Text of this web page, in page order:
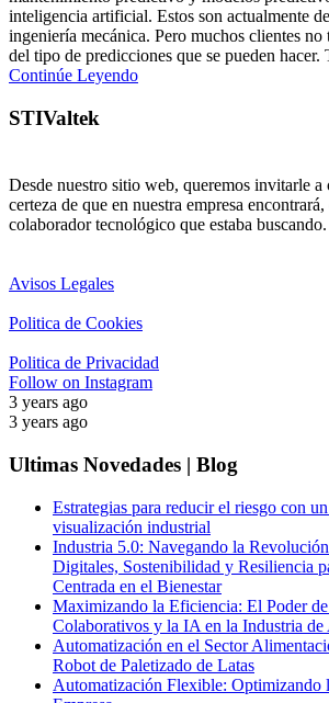
inteligencia artificial. Estos son actualmente
ingeniería mecánica. Pero muchos clientes no
del tipo de predicciones que se pueden hacer.
Continúe Leyendo
STIValtek
Desde nuestro sitio web, queremos invitarle a
certeza de que en nuestra empresa
colaborador tecnológico que estaba buscando.
Avisos Legales
Politica de Cookies
Politica de Privacidad
Follow on Instagram
3 years ago
3 years ago
Ultimas Novedades | Blog
Estrategias para reducir el riesgo con
visualización industrial
Industria 5.0: Navegando la
Digitales, Sostenibilidad y Resiliencia
Centrada en el Bienestar
Maximizando la Eficiencia: El Poder
Colaborativos y la IA en la Industria de
Automatización en el Sector
Robot de Paletizado de Latas
Automatización Flexible: Optimizando